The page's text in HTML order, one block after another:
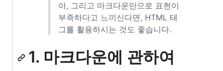
아, 그리고 마크다운만으로 표현이
부족하다고 느끼신다면, HTML 태
그를 활용하시는 것도 좋습니다.
1. 마크다운에 관하여